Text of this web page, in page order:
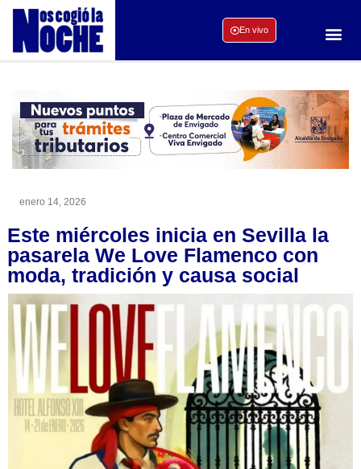
En vivo
enero 14, 2026
Este miércoles inicia en Sevilla la
pasarela We Love Flamenco con
moda, tradición y causa social